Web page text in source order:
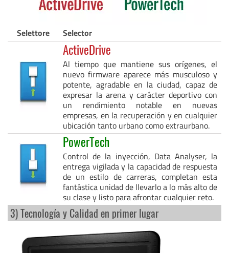
Selettore Selector
ActiveDrive
Al tiempo que mantiene sus orígenes, el
nuevo firmware aparece más musculoso y
potente, agradable en la ciudad, capaz de
expresar la arena y carácter deportivo con
un rendimiento notable en nuevas
empresas, en la recuperación y en cualquier
ubicación tanto urbano como extraurbano.
PowerTech
Control de la inyección, Data Analyser, la
entrega vigilada y la capacidad de respuesta
de un estilo de carreras, completan esta
fantástica unidad de llevarlo a lo más alto de
su clase y listo para afrontar cualquier reto.
3) Tecnología y Calidad en primer lugar